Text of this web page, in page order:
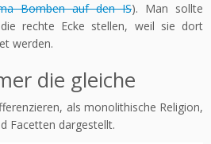
Bomben auf den IS). Man sollte
rechte Ecke stellen, weil sie dort
werden.
die gleiche
als monolithische Religion,
Facetten dargestellt.